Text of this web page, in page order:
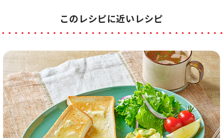
このレシピに近いレシピ